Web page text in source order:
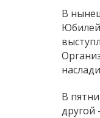
В
В
другой